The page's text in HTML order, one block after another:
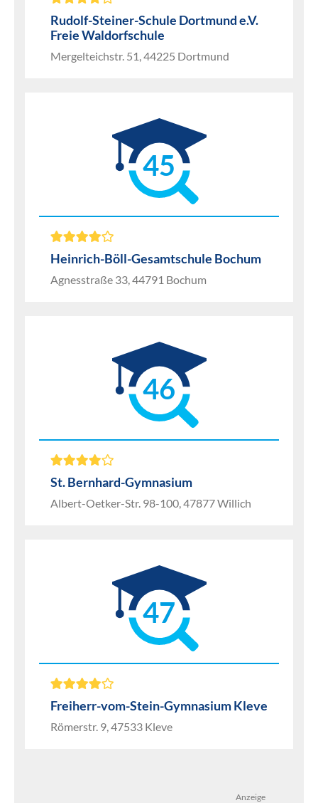
Rudolf-Steiner-Schule Dortmund e.V.
Freie Waldorfschule
Mergelteichstr. 51, 44225 Dortmund
45
Heinrich-Böll-Gesamtschule Bochum
Agnesstraße 33, 44791 Bochum
46
St. Bernhard-Gymnasium
Albert-Oetker-Str. 98-100, 47877 Willich
47
Freiherr-vom-Stein-Gymnasium Kleve
Römerstr. 9, 47533 Kleve
Anzeige